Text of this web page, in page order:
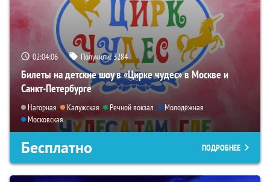
02:04:05 Получили:3284
Билеты на детские шоу в «Цирке чудес» в Москве и
Санкт-Петербурге
Нагорная Калужская Речной вокзал
Молодёжная
Московская
Бесплатно ПОДРОБНЕЕ